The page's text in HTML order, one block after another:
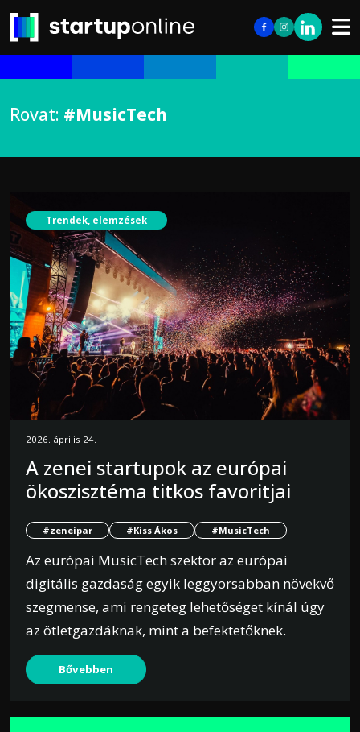
Rovat: #MusicTech
Trendek, elemzések
2026. április 24.
A zenei startupok az európai
ökoszisztéma titkos favoritjai
#zeneipar #Kiss Ákos #MusicTech
Az európai MusicTech szektor az európai
digitális gazdaság egyik leggyorsabban növekvő
szegmense, ami rengeteg lehetőséget kínál úgy
az ötletgazdáknak, mint a befektetőknek.
Bővebben